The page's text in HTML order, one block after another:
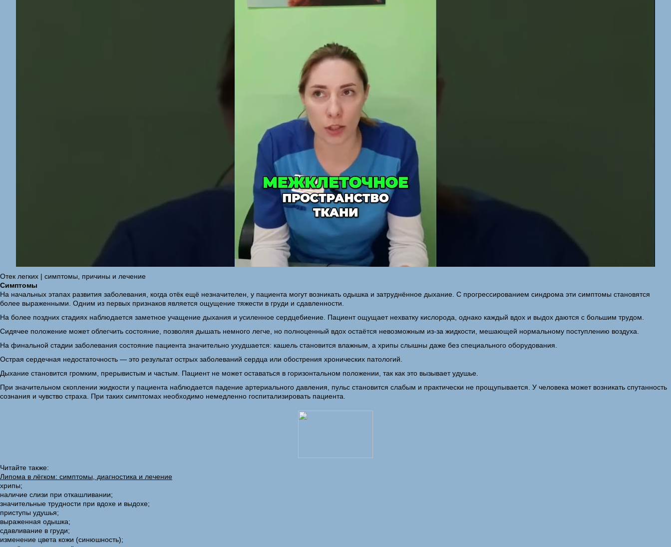
Отек легких | симптомы, причины и лечение
Симптомы
На начальных этапах развития заболевания, когда отёк ещё незначителен, у пациента могут возникать одышка и затруднённое дыхание. С прогрессированием синдрома эти симптомы становятся
более выраженными. Одним из первых признаков является ощущение тяжести в груди и сдавленности.
На более поздних стадиях наблюдается заметное учащение дыхания и усиленное сердцебиение. Пациент ощущает нехватку кислорода, однако каждый вдох и выдох даются с большим трудом.
Сидячее положение может облегчить состояние, позволяя дышать немного легче, но полноценный вдох остаётся невозможным из-за жидкости, мешающей нормальному поступлению воздуха.
На финальной стадии заболевания состояние пациента значительно ухудшается: кашель становится влажным, а хрипы слышны даже без специального оборудования.
Острая сердечная недостаточность — это результат острых заболеваний сердца или обострения хронических патологий.
Дыхание становится громким, прерывистым и частым. Пациент не может оставаться в горизонтальном положении, так как это вызывает удушье.
При значительном скоплении жидкости у пациента наблюдается падение артериального давления, пульс становится слабым и практически не прощупывается. У человека может возникать спутанность
сознания и чувство страха. При таких симптомах необходимо немедленно госпитализировать пациента.
Читайте также:
Липома в лёгком: симптомы, диагностика и лечение
хрипы;
наличие слизи при откашливании;
значительные трудности при вдохе и выдохе;
приступы удушья;
выраженная одышка;
сдавливание в груди;
изменение цвета кожи (синюшность);